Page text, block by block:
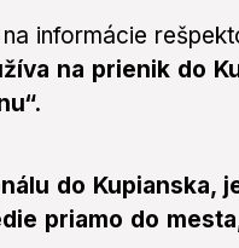
informácie
na prienik do
do Kupianska,
priamo do